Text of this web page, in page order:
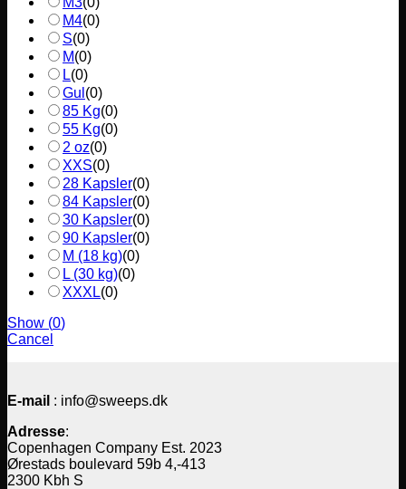
M4(0)
S(0)
M(0)
L(0)
Gul (0)
85 Kg(0)
55 Kg(0)
2 oz(0)
XXS(0)
28 Kapsler(0)
84 Kapsler(0)
30 Kapsler(0)
90 Kapsler(0)
M (18 kg)(0)
L (30 kg)(0)
XXXL(0)
Show (0)
Cancel
E-mail : info@sweeps.dk
Adresse:
Copenhagen Company Est. 2023
Ørestads boulevard 59b 4,-413
2300 Kbh S